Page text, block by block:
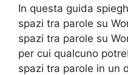
In questa guida
spazi tra parole su
spazi tra parole su
per cui qualcuno
spazi tra parole in un